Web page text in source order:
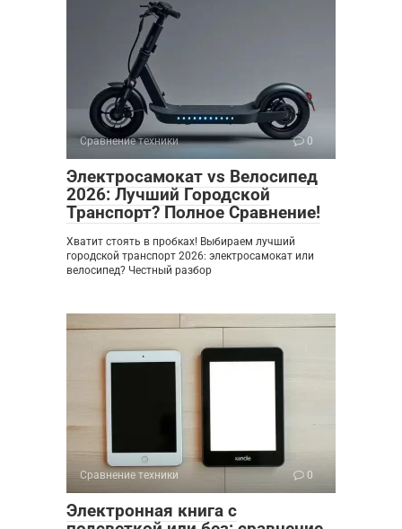
Сравнение техники 0
Электросамокат vs Велосипед
2026: Лучший Городской
Транспорт? Полное Сравнение!
Хватит стоять в пробках! Выбираем лучший
городской транспорт 2026: электросамокат или
велосипед? Честный разбор
Сравнение техники 0
Электронная книга с